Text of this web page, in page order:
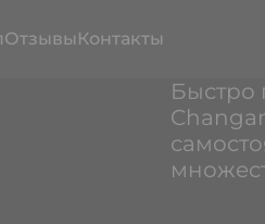
Отзывы Контакты
Быстро